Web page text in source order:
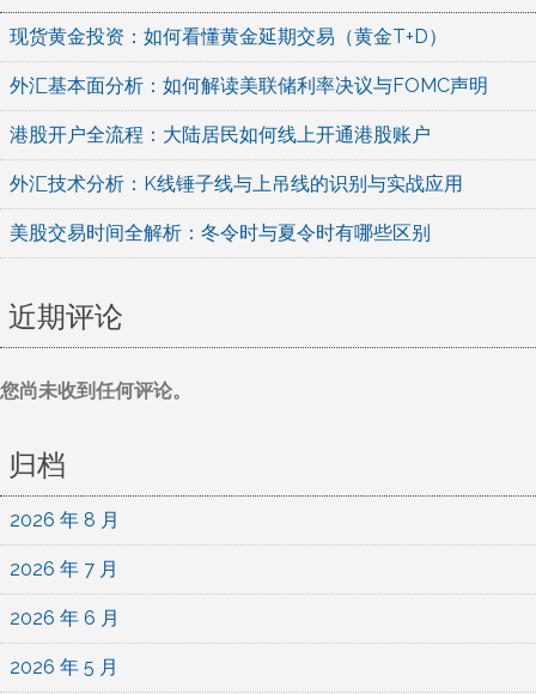
现货黄金投资：如何看懂黄金延期交易（黄金T+D）
外汇基本面分析：如何解读美联储利率决议与FOMC声明
港股开户全流程：大陆居民如何线上开通港股账户
外汇技术分析：K线锤子线与上吊线的识别与实战应用
美股交易时间全解析：冬令时与夏令时有哪些区别
近期评论
您尚未收到任何评论。
归档
2026 年 8 月
2026 年 7 月
2026 年 6 月
2026 年 5 月